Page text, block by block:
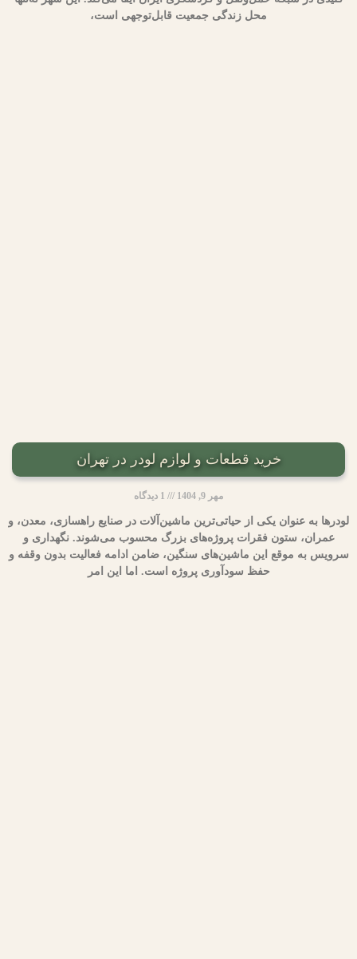
محل زندگی جمعیت قابل‌توجهی است،
خرید قطعات و لوازم لودر در تهران
مهر 9, 1404
لودرها به عنوان یکی از حیاتی‌ترین ماشین‌آلات در صنایع راهسازی، معدن، و
عمران، ستون فقرات پروژه‌های بزرگ محسوب می‌شوند. نگهداری و
سرویس به موقع این ماشین‌های سنگین، ضامن ادامه فعالیت بدون وقفه و
حفظ سودآوری پروژه است. اما این امر